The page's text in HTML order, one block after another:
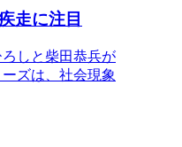
走に注目
しと柴田恭兵が
ズは、社会現象